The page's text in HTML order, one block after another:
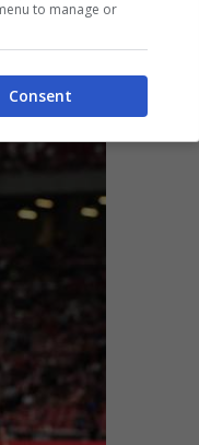
to manage or
Consent